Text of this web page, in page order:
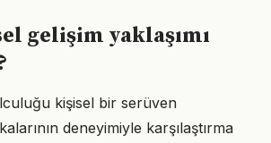
gelişim yaklaşımı
kişisel bir serüven
deneyimiyle karşılaştırma